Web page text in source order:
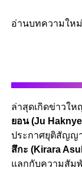
อ่านบทความใหม่
ล่าสุดเกิดข่าวให
ยอน (Ju
ประกาศยุติสัญญ
สึกะ (Kirara
แลกกับความสัม